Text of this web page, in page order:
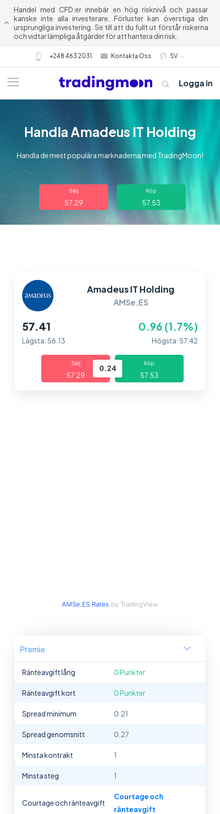
Handel med CFD:er innebär en hög risknivå och passar
kanske inte alla investerare. Förluster kan överstiga din
ursprungliga investering. Se till att du fullt ut förstår riskerna
och vidtar lämpliga åtgärder för att hantera din risk.
+248 463 2031 Kontakta Oss SV
Om oss
Information
Logga in
Handla Amadeus IT Holding
Handla de mest populära marknaderna med TradingMoon!
Sälj
57.29
Köp
57.53
Amadeus IT Holding
AMSe.ES
57.41 0.96 (1.7%)
Lägsta: 56.13 Högsta: 57.42
Sälj
57.29
0.24
Köp
57.53
AMSe.ES Rates by TradingView
Premie
Ränteavgift lång 0 Punkter
Ränteavgift kort 0 Punkter
Spread minimum 0.21
Spread genomsnitt 0.27
Minsta kontrakt 1
Minsta steg 1
Courtage och ränteavgift
Courtage och
ränteavgift